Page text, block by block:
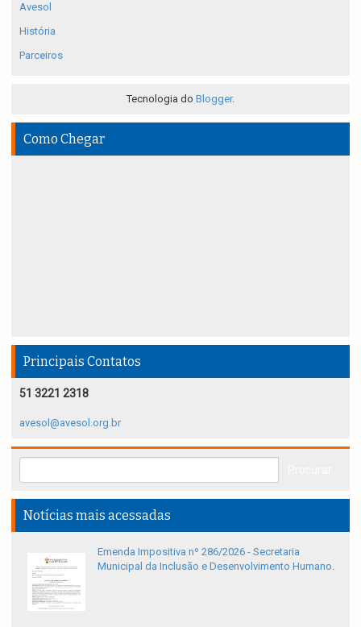
Avesol
História
Parceiros
Tecnologia do Blogger.
Como Chegar
Principais Contatos
51 3221 2318
avesol@avesol.org.br
Notícias mais acessadas
Emenda Impositiva nº 286/2026 - Secretaria
Municipal da Inclusão e Desenvolvimento Humano.